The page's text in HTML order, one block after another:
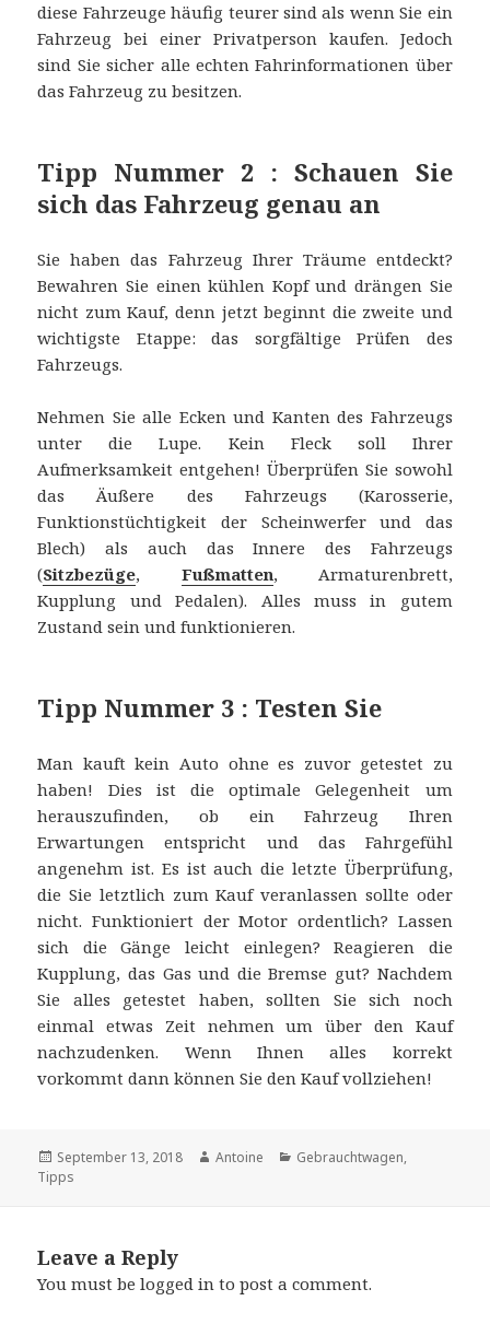
diese Fahrzeuge häufig teurer sind als wenn Sie ein
Fahrzeug bei einer Privatperson kaufen. Jedoch
sind Sie sicher alle echten Fahrinformationen über
das Fahrzeug zu besitzen.
Tipp Nummer 2 : Schauen Sie
sich das Fahrzeug genau an
Sie haben das Fahrzeug Ihrer Träume entdeckt?
Bewahren Sie einen kühlen Kopf und drängen Sie
nicht zum Kauf, denn jetzt beginnt die zweite und
wichtigste Etappe: das sorgfältige Prüfen des
Fahrzeugs.
Nehmen Sie alle Ecken und Kanten des Fahrzeugs
unter die Lupe. Kein Fleck soll Ihrer
Aufmerksamkeit entgehen! Überprüfen Sie sowohl
das Äußere des Fahrzeugs (Karosserie,
Funktionstüchtigkeit der Scheinwerfer und das
Blech) als auch das Innere des Fahrzeugs
(Sitzbezüge, Fußmatten, Armaturenbrett,
Kupplung und Pedalen). Alles muss in gutem
Zustand sein und funktionieren.
Tipp Nummer 3 : Testen Sie
Man kauft kein Auto ohne es zuvor getestet zu
haben! Dies ist die optimale Gelegenheit um
herauszufinden, ob ein Fahrzeug Ihren
Erwartungen entspricht und das Fahrgefühl
angenehm ist. Es ist auch die letzte Überprüfung,
die Sie letztlich zum Kauf veranlassen sollte oder
nicht. Funktioniert der Motor ordentlich? Lassen
sich die Gänge leicht einlegen? Reagieren die
Kupplung, das Gas und die Bremse gut? Nachdem
Sie alles getestet haben, sollten Sie sich noch
einmal etwas Zeit nehmen um über den Kauf
nachzudenken. Wenn Ihnen alles korrekt
vorkommt dann können Sie den Kauf vollziehen!
Posted
on
September 13, 2018 Author
Antoine Categories
Gebrauchtwagen,
Tipps
Leave a Reply
You must belogged in to post a comment.